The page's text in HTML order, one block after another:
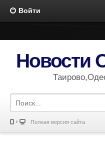
Войти
Новости
Полная версия сайта